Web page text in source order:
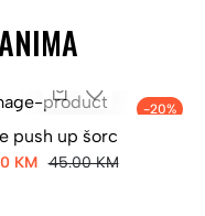
-20%
push up šorc
KM 45.00 KM